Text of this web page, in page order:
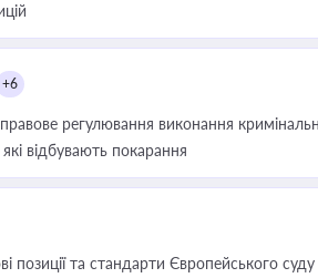
+6
регулювання виконання
відбувають покарання
позиції та стандарти Європейського